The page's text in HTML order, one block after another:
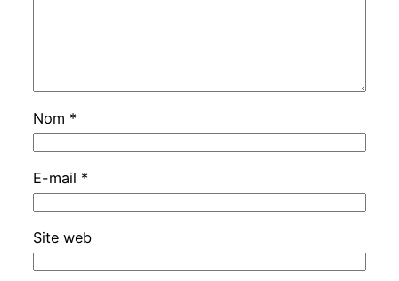
Nom *
E-mail *
Site web